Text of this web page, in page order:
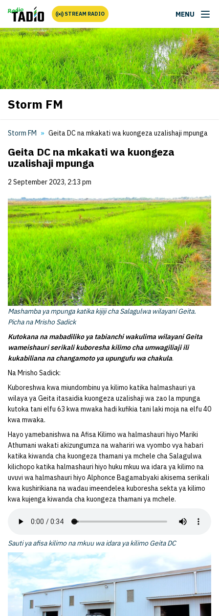
STREAM RADIO MENU
Storm FM
Storm FM Geita DC na mkakati wa kuongeza uzalishaji mpunga
Geita DC na mkakati wa kuongeza
uzalishaji mpunga
2 September 2023, 2:13 pm
Mashamba ya mpunga katika kijiji cha Salagulwa wilayani Geita.
Picha na Mrisho Sadick
Kutokana na mabadiliko ya tabianchi wakulima wilayani Geita
wameishauri serikali kuboresha kilimo cha umwagiliaji ili
kukabiliana na changamoto ya upungufu wa chakula.
Na Mrisho Sadick:
Kuboreshwa kwa miundombinu ya kilimo katika halmashauri ya
wilaya ya Geita itasaidia kuongeza uzalishaji wa zao la mpunga
kutoka tani elfu 63 kwa mwaka hadi kufikia tani laki moja na elfu 40
kwa mwaka.
Hayo yamebanishwa na Afisa Kilimo wa halmashauri hiyo Mariki
Athumani wakati akizungumza na wahariri wa vyombo vya habari
katika kiwanda cha kuongeza thamani ya mchele cha Salagulwa
kilichopo katika halmashauri hiyo huku mkuu wa idara ya kilimo na
uvuvi wa halmashauri hiyo Alphonce Bagamabyaki akisema serikali
kwa kushirikiana na wadau imeendelea kuboresha sekta ya kilimo
kwa kujenga kiwanda cha kuongeza thamani ya mchele.
Sauti ya afisa kilimo na mkuu wa idara ya kilimo Geita DC